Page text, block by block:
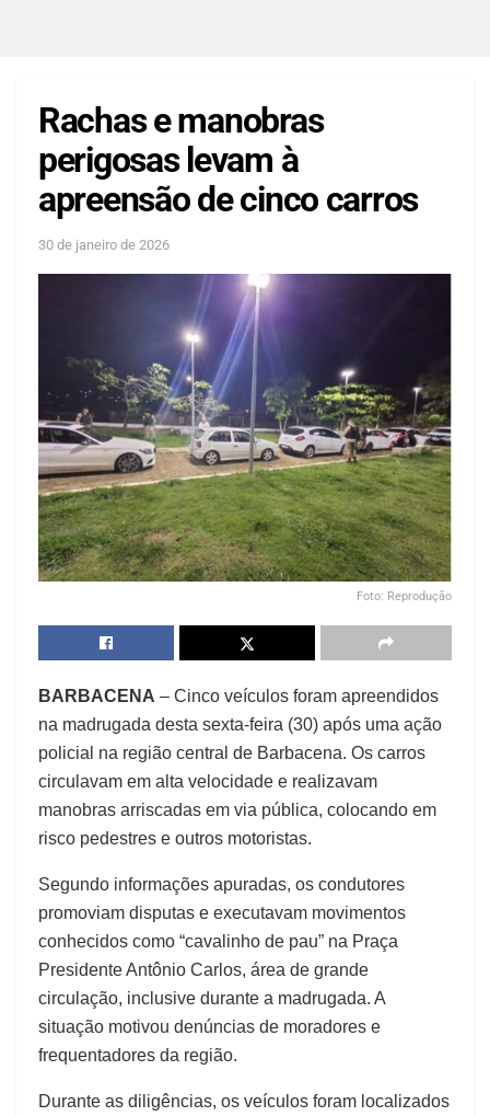
Rachas e manobras
perigosas levam à
apreensão de cinco carros
30 de janeiro de 2026
Foto: Reprodução
BARBACENA – Cinco veículos foram apreendidos
na madrugada desta sexta-feira (30) após uma ação
policial na região central de Barbacena. Os carros
circulavam em alta velocidade e realizavam
manobras arriscadas em via pública, colocando em
risco pedestres e outros motoristas.
Segundo informações apuradas, os condutores
promoviam disputas e executavam movimentos
conhecidos como “cavalinho de pau” na Praça
Presidente Antônio Carlos, área de grande
circulação, inclusive durante a madrugada. A
situação motivou denúncias de moradores e
frequentadores da região.
Durante as diligências, os veículos foram localizados